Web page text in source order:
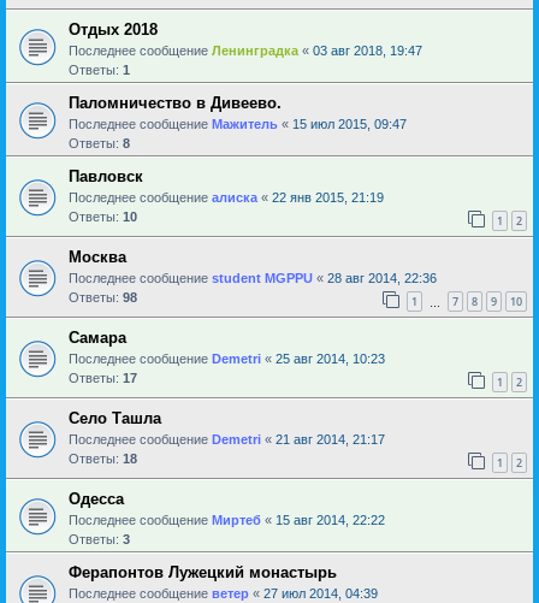
Отдых 2018
Последнее сообщение Ленинградка « 03 авг 2018, 19:47
Ответы: 1
Паломничество в Дивеево.
Последнее сообщение Мажитель « 15 июл 2015, 09:47
Ответы: 8
Павловск
Последнее сообщение алиска « 22 янв 2015, 21:19
Ответы: 10 1 2
Москва
Последнее сообщение student MGPPU « 28 авг 2014, 22:36
Ответы: 98 1 7 8 9 10
Самара
Последнее сообщение Demetri « 25 авг 2014, 10:23
Ответы: 17 1 2
Село Ташла
Последнее сообщение Demetri « 21 авг 2014, 21:17
Ответы: 18 1 2
Одесса
Последнее сообщение Миртеб « 15 авг 2014, 22:22
Ответы: 3
Ферапонтов Лужецкий монастырь
Последнее сообщение ветер « 27 июл 2014, 04:39